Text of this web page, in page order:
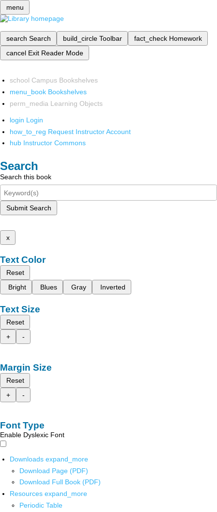
menu
search Search build_circle Toolbar fact_check Homework
cancel Exit Reader Mode
school Campus Bookshelves
menu_book Bookshelves
perm_media Learning Objects
login Login
how_to_reg Request Instructor Account
hub Instructor Commons
Search
Search this book
Submit Search
x
Text Color
Reset
Bright
Blues Gray Inverted
Text Size
Reset
+
-
Margin Size
Reset
+
-
Font Type
Enable Dyslexic Font
Downloads expand_more
Download Page (PDF)
Download Full Book (PDF)
Resources expand_more
Periodic Table